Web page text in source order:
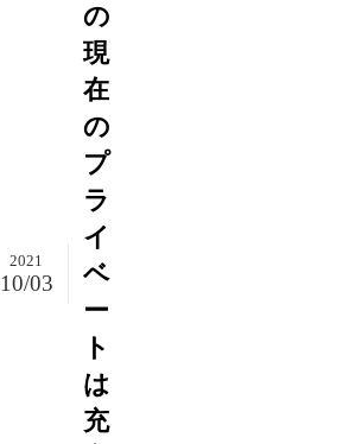
の
現
在
の
プ
ラ
イ
ベ
ー
ト
は
充
2021
10/03